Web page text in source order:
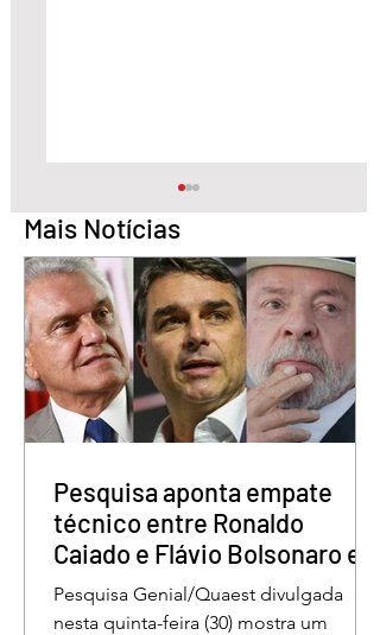
Pesquisa aponta Daniel
Vilela na liderança da
disputa pelo Governo
de Goiás
Mais Notícias
Pesquisa aponta empate
técnico entre Ronaldo
Caiado e Flávio Bolsonaro em
Goiás
Pesquisa Genial/Quaest divulgada
nesta quinta-feira (30) mostra um